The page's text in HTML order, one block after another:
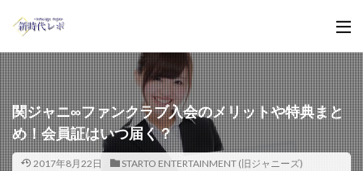
関ジャニ∞ファンクラブ入会のメリットや特典まと
め！会員証はいつ届く？
2017年8月22日
STARTO ENTERTAINMENT (旧ジャニーズ)